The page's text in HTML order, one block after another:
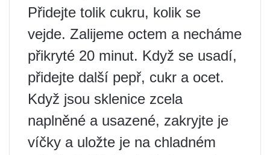
Přidejte tolik cukru, kolik se
vejde. Zalijeme octem a necháme
přikryté 20 minut. Když se usadí,
přidejte další pepř, cukr a ocet.
Když jsou sklenice zcela
naplněné a usazené, zakryjte je
víčky a uložte je na chladném